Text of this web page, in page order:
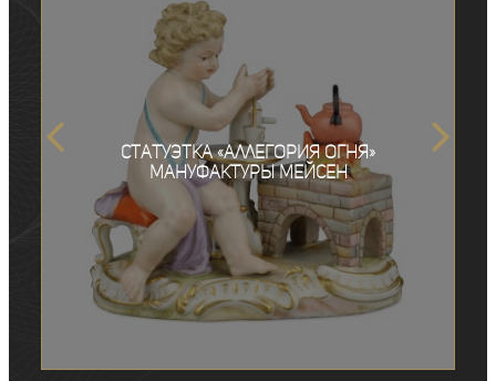
Статуэтка «Аллегория огня»
мануфактуры Мейсен